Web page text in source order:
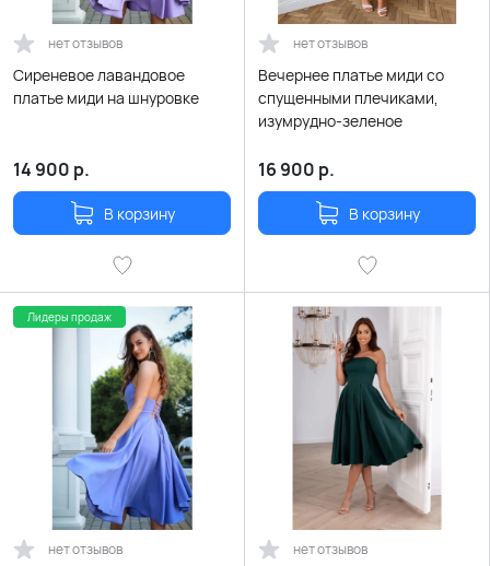
нет отзывов
Сиреневое лавандовое
платье миди на шнуровке
14 900 р.
В корзину
нет отзывов
Вечернее платье миди со
спущенными плечиками,
изумрудно-зеленое
16 900 р.
В корзину
Лидеры продаж
нет отзывов нет отзывов